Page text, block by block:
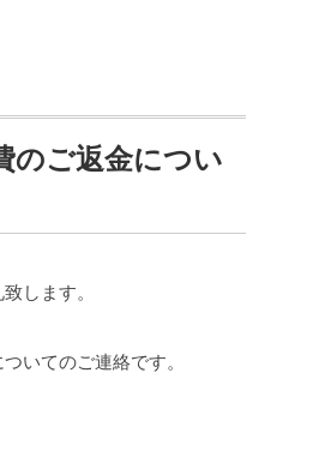
のご返金につい
します。
いてのご連絡です。